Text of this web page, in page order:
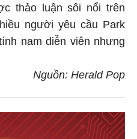
thảo luận sôi nổi trên
người yêu cầu Park
nam diễn viên nhưng
Nguồn: Herald Pop